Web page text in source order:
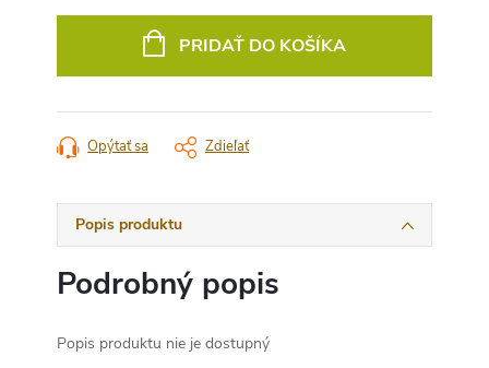
PRIDAŤ DO KOŠÍKA
Opýtať sa Zdieľať
Popis produktu
Podrobný popis
Popis produktu nie je dostupný